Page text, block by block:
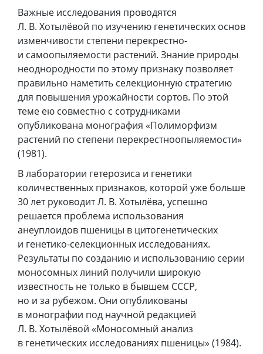
Важные исследования проводятся
Л. В. Хотылёвой по изучению генетических основ
изменчивости степени перекрестно-
и самоопыляемости растений. Знание природы
неоднородности по этому признаку позволяет
правильно наметить селекционную стратегию
для повышения урожайности сортов. По этой
теме ею совместно с сотрудниками
опубликована монография «Полиморфизм
растений по степени перекрестноопыляемости»
(1981).
В лаборатории гетерозиса и генетики
количественных признаков, которой уже больше
30 лет руководит Л. В. Хотылёва, успешно
решается проблема использования
анеуплоидов пшеницы в цитогенетических
и генетико-селекционных исследованиях.
Результаты по созданию и использованию серии
моносомных линий получили широкую
известность не только в бывшем СССР,
но и за рубежом. Они опубликованы
в монографии под научной редакцией
Л. В. Хотылёвой «Моносомный анализ
в генетических исследованиях пшеницы» (1984).